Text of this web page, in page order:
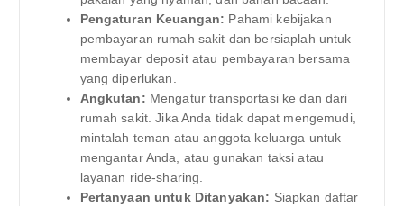
Pengaturan Keuangan: Pahami kebijakan
pembayaran rumah sakit dan bersiaplah untuk
membayar deposit atau pembayaran bersama
yang diperlukan.
Angkutan: Mengatur transportasi ke dan dari
rumah sakit. Jika Anda tidak dapat mengemudi,
mintalah teman atau anggota keluarga untuk
mengantar Anda, atau gunakan taksi atau
layanan ride-sharing.
Pertanyaan untuk Ditanyakan: Siapkan daftar